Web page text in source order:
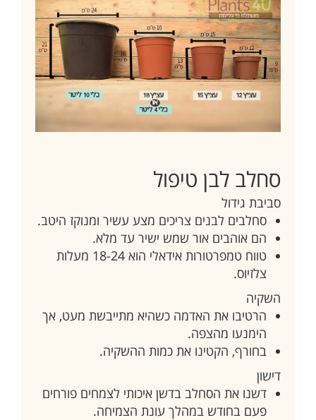
סחלב לבן טיפול
סביבת גידול
סחלבים לבנים צריכים מצע עשיר ומנוקז היטב.
הם אוהבים אור שמש ישיר עד מלא.
טווח טמפרטורות אידאלי הוא 18-24 מעלות
צלזיוס.
השקיה
הרטיבו את האדמה כשהיא מתייבשת מעט, אך
הימנעו מהצפה.
בחורף, הקטינו את כמות ההשקיה.
דישון
דשנו את הסחלב בדשן איכותי לצמחים פורחים
פעם בחודש במהלך עונת הצמיחה.